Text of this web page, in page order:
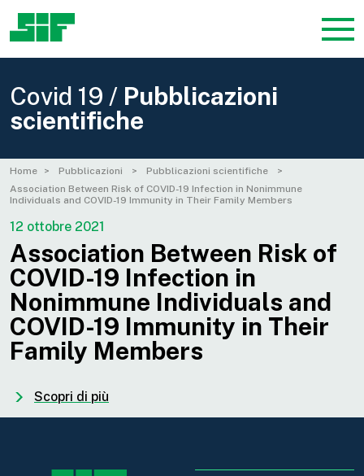
Covid 19 / Pubblicazioni
scientifiche
Home Pubblicazioni
Pubblicazioni scientifiche
Association Between Risk of COVID-19 Infection in Nonimmune
Individuals and COVID-19 Immunity in Their Family Members
12 ottobre 2021
Association Between Risk of
COVID-19 Infection in
Nonimmune Individuals and
COVID-19 Immunity in Their
Family Members
Scopri di più